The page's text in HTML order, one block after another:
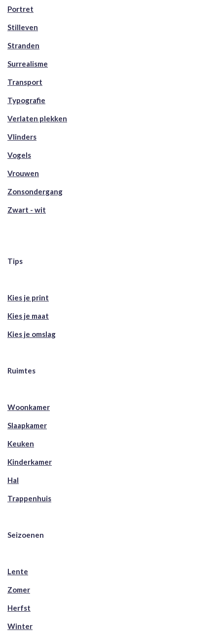
Portret
Stilleven
Stranden
Surrealisme
Transport
Typografie
Verlaten plekken
Vlinders
Vogels
Vrouwen
Zonsondergang
Zwart - wit
Tips
Kies je print
Kies je maat
Kies je omslag
Ruimtes
Woonkamer
Slaapkamer
Keuken
Kinderkamer
Hal
Trappenhuis
Seizoenen
Lente
Zomer
Herfst
Winter